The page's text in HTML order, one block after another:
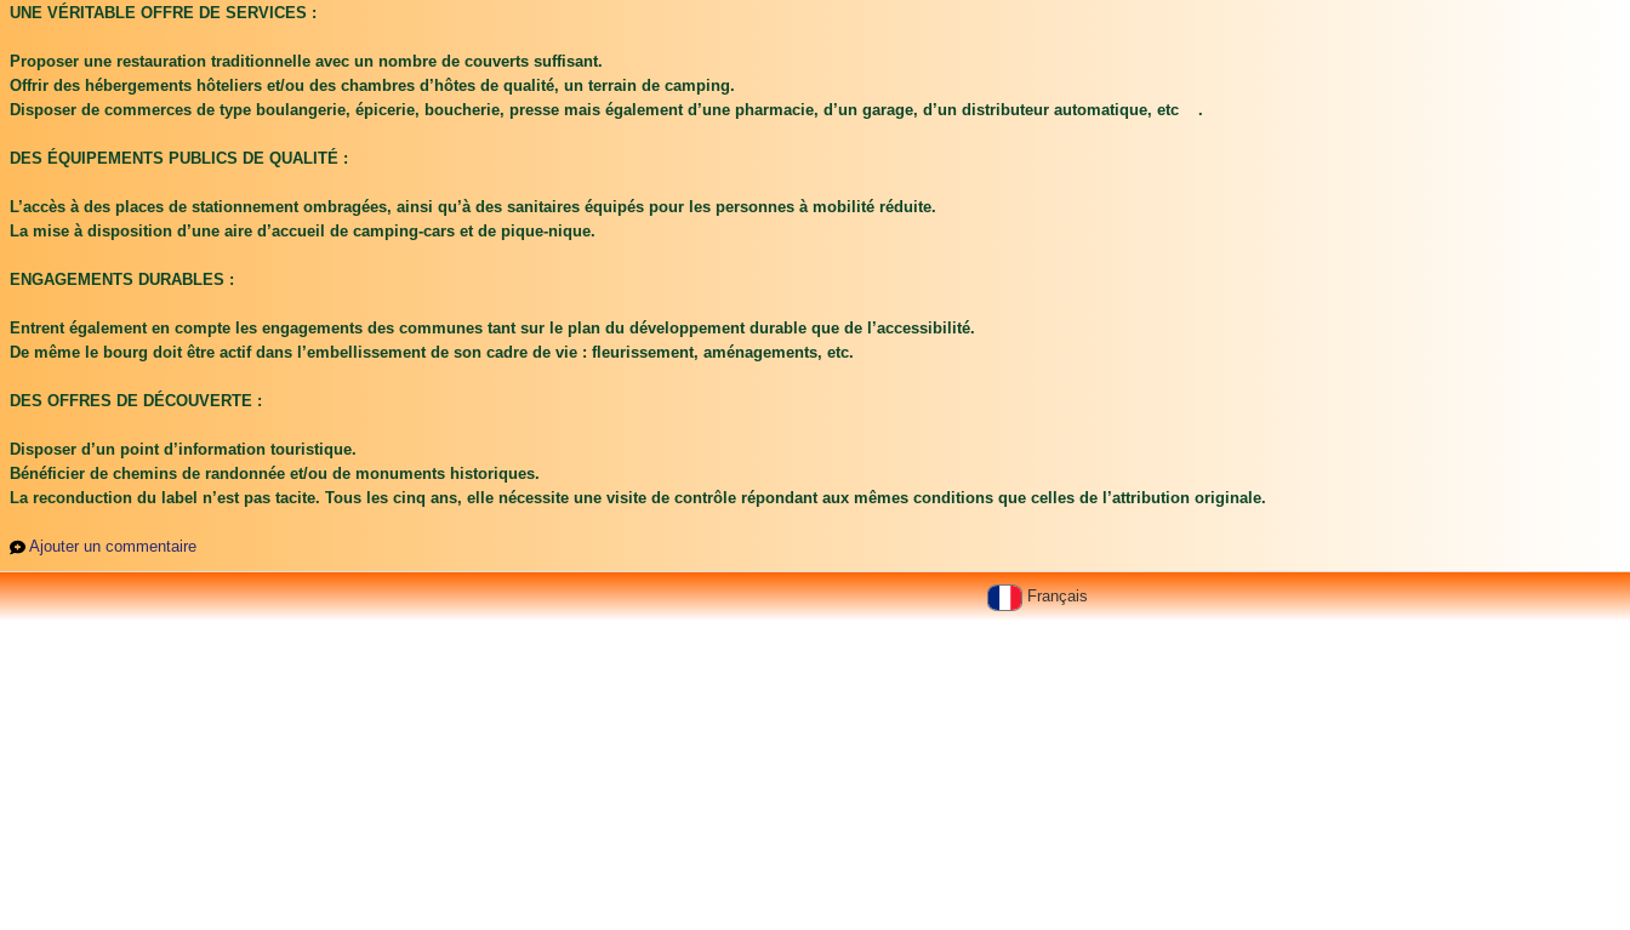
UNE VÉRITABLE OFFRE DE SERVICES :
Proposer une restauration traditionnelle avec un nombre de couverts suffisant.
Offrir des hébergements hôteliers et/ou des chambres d’hôtes de qualité, un terrain de camping.
Disposer de commerces de type boulangerie, épicerie, boucherie, presse mais également d’une pharmacie, d’un garage, d’un distributeur automatique, etc .
DES ÉQUIPEMENTS PUBLICS DE QUALITÉ :
L’accès à des places de stationnement ombragées, ainsi qu’à des sanitaires équipés pour les personnes à mobilité réduite.
La mise à disposition d’une aire d’accueil de camping-cars et de pique-nique.
ENGAGEMENTS DURABLES :
Entrent également en compte les engagements des communes tant sur le plan du développement durable que de l’accessibilité.
De même le bourg doit être actif dans l’embellissement de son cadre de vie : fleurissement, aménagements, etc.
DES OFFRES DE DÉCOUVERTE :
Disposer d’un point d’information touristique.
Bénéficier de chemins de randonnée et/ou de monuments historiques.
La reconduction du label n’est pas tacite. Tous les cinq ans, elle nécessite une visite de contrôle répondant aux mêmes conditions que celles de l’attribution originale.
Ajouter un commentaire
Français